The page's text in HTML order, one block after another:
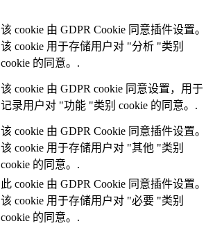
该 cookie 由 GDPR Cookie 同意插件设置。
该 cookie 用于存储用户对 "分析 "类别
cookie 的同意。.
该 cookie 由 GDPR cookie 同意设置，用于
记录用户对 "功能 "类别 cookie 的同意。.
该 cookie 由 GDPR Cookie 同意插件设置。
该 cookie 用于存储用户对 "其他 "类别
cookie 的同意。.
此 cookie 由 GDPR Cookie 同意插件设置。
该 cookie 用于存储用户对 "必要 "类别
cookie 的同意。.